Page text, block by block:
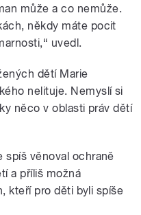
může a co nemůže.
někdy máte pocit
uvedl.
dětí Marie
nelituje. Nemyslí si
něco v oblasti práv dětí
spíš věnoval ochraně
a příliš možná
kteří pro děti byli spíše